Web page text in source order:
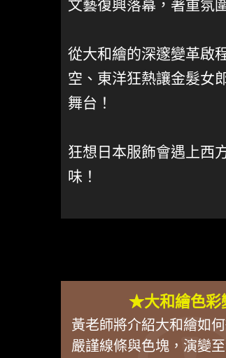
文藝復興落幕，著重氛
從大和繪的深邃變革啟
空、東洋狂熱讓金髮女
舞台！
狂想日本服飾會遇上西
味！
★大和繪色彩
黃老師將介紹大和繪如
嚴謹線條與色塊，演變